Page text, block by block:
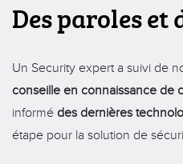
Des paroles et
Un Security expert a suivi de
conseille en connaissance de
informé des dernières
étape pour la solution de